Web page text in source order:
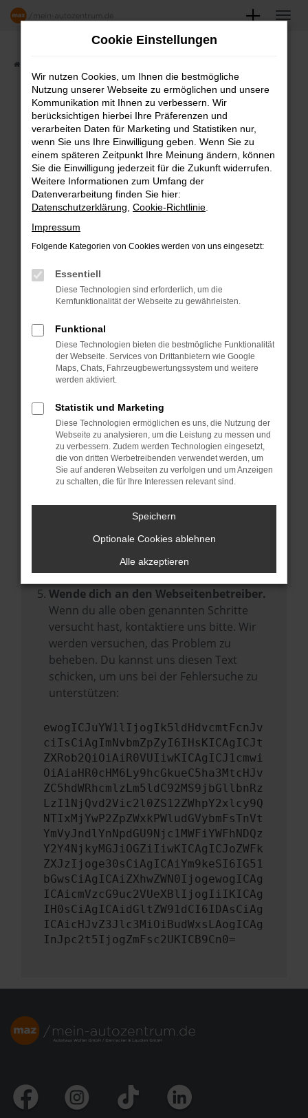
Zum
FAHRZEUGSHOWROOM
Fehler: Network Error
Beim Laden ist ein Fehler aufgetreten.
Hier sind ein paar Tipps, die dir helfen können:
Überprüfe deine Firewall und deine
Laden andere Webseiten, zum Beispiel
deine Suchmaschine?
Manche Erweiterungen, wie Werbeblocker,
können das Laden bestimmter Seiten
verhindern. Funktioniert die Seite in einem
anderen Browser oder in einem privaten
Starte dein Gerät neu.
Das kann manchmal helfen,
vorübergehende Probleme zu beheben.
Stelle sicher, dass dein Browser und dein
Betriebssystem auf dem neuesten Stand
sind.
Veraltete Software birgt nicht nur ein
Sicherheitsrisiko, sondern kann auch dazu
führen, dass bestimmte Funktionen nicht
mehr unterstützt werden.
Wende dich an den Webseitenbetreiber.
Wenn du alle oben genannten Schritte
versucht hast, kontaktiere uns bitte. Wir
werden versuchen, das Problem zu
beheben. Du kannst uns diesen Text
schicken, um uns bei der Fehlersuche zu
unterstützen:
ewogICJuYW1lIjogIk5ldHdvcmtFcnJv
ciIsCiAgImNvbmZpZyI6IHsKICAgICJt
ZXRob2QiOiAiR0VUIiwKICAgICJ1cmwi
OiAiaHR0cHM6Ly9hcGkueC5ha3MtcHJv
ZC5hdWRhcmlzLm5ldC92MS9jbGllbnRz
LzI1NjQvd2Vic2l0ZS12ZWhpY2xlcy9Q
NTIxMjYwP2ZpZWxkPWludGVybmFsTnVt
YmVyJndlYnNpdGU9Njc1MWFiYWFhNDQz
Y2Y4NjkyMGJiOGZiIiwKICAgICJoZWFk
ZXJzIjoge30sCiAgICAiYm9keSI6IG51
bGwsCiAgICAiZXhwZWN0IjogewogICAg
ICAicmVzcG9uc2VUeXBlIjogIiIKICAg
IH0sCiAgICAidGltZW91dCI6IDAsCiAg
ICAicHJvZ3Jlc3MiOiBudWxsLAogICAg
InJpc2t5IjogZmFsc2UKICB9Cn0=
Cookie Einstellungen
Wir nutzen Cookies, um Ihnen die bestmögliche
Nutzung unserer Webseite zu ermöglichen und unsere
Kommunikation mit Ihnen zu verbessern. Wir
berücksichtigen hierbei Ihre Präferenzen und
verarbeiten Daten für Marketing und Statistiken nur,
wenn Sie uns Ihre Einwilligung geben. Wenn Sie zu
einem späteren Zeitpunkt Ihre Meinung ändern, können
Sie die Einwilligung jederzeit für die Zukunft widerrufen.
Weitere Informationen zum Umfang der
Datenverarbeitung finden Sie hier:
Datenschutzerklärung Cookie-Richtlinie
Impressum
Folgende Kategorien von Cookies werden von uns eingesetzt:
Essentiell
Diese Technologien sind erforderlich, um die
Kernfunktionalität der Webseite zu gewährleisten.
Funktional
Diese Technologien bieten die bestmögliche Funktionalität
der Webseite. Services von Drittanbietern wie Google
Maps, Chats, Fahrzeugbewertungssystem und weitere
werden aktiviert.
Statistik und Marketing
Diese Technologien ermöglichen es uns, die Nutzung der
Webseite zu analysieren, um die Leistung zu messen und
zu verbessern. Zudem werden Technologien eingesetzt,
die von dritten Werbetreibenden verwendet werden, um
Sie auf anderen Webseiten zu verfolgen und um Anzeigen
zu schalten, die für Ihre Interessen relevant sind.
Speichern
Optionale Cookies ablehnen
Alle akzeptieren